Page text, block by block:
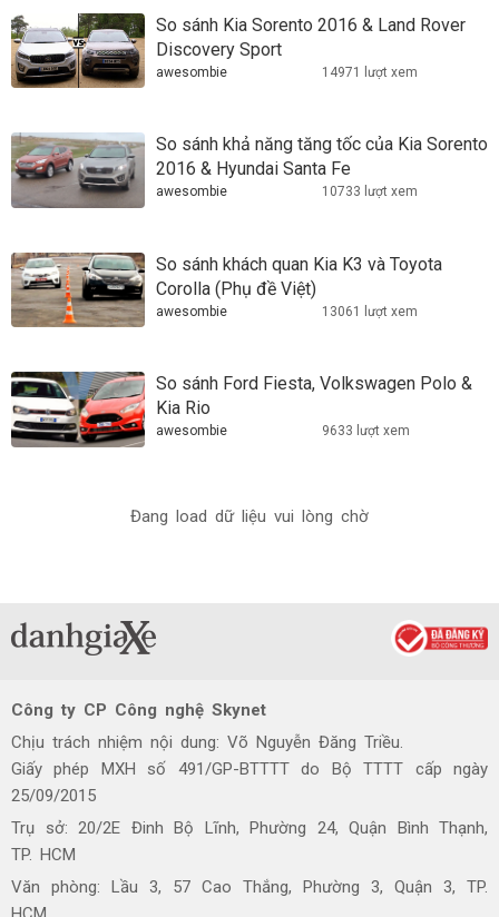
So sánh Kia Sorento 2016 & Land Rover
Discovery Sport
awesombie 14971 lượt xem
So sánh khả năng tăng tốc của Kia Sorento
2016 & Hyundai Santa Fe
awesombie 10733 lượt xem
So sánh khách quan Kia K3 và Toyota
Corolla (Phụ đề Việt)
awesombie 13061 lượt xem
So sánh Ford Fiesta, Volkswagen Polo &
Kia Rio
awesombie 9633 lượt xem
Đang load dữ liệu vui lòng chờ
Công ty CP Công nghệ Skynet
Chịu trách nhiệm nội dung: Võ Nguyễn Đăng Triều.
Giấy phép MXH số 491/GP-BTTTT do Bộ TTTT cấp ngày
25/09/2015
Trụ sở: 20/2E Đinh Bộ Lĩnh, Phường 24, Quận Bình Thạnh,
TP. HCM
Văn phòng: Lầu 3, 57 Cao Thắng, Phường 3, Quận 3, TP.